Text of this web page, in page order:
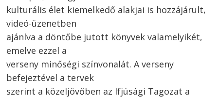
kulturális élet kiemelkedő alakjai is hozzájárult,
videó-üzenetben
ajánlva a döntőbe jutott könyvek valamelyikét,
emelve ezzel a
verseny minőségi színvonalát. A verseny
befejeztével a tervek
szerint a közeljövőben az Ifjúsági Tagozat a